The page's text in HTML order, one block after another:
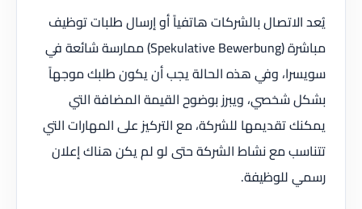
يُعد الاتصال بالشركات هاتفياً أو إرسال طلبات توظيف
مباشرة (Spekulative Bewerbung) ممارسة شائعة في
سويسرا، وفي هذه الحالة يجب أن يكون طلبك موجهاً
بشكل شخصي، ويبرز بوضوح القيمة المضافة التي
يمكنك تقديمها للشركة، مع التركيز على المهارات التي
تتناسب مع نشاط الشركة حتى لو لم يكن هناك إعلان
رسمي للوظيفة.